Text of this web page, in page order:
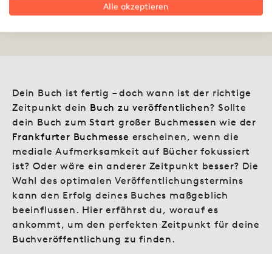
Dein Buch ist fertig – doch wann ist der richtige
Zeitpunkt dein Buch zu veröffentlichen? Sollte
dein Buch zum Start großer Buchmessen wie der
Frankfurter Buchmesse erscheinen, wenn die
mediale Aufmerksamkeit auf Bücher fokussiert
ist? Oder wäre ein anderer Zeitpunkt besser? Die
Wahl des optimalen Veröffentlichungstermins
kann den Erfolg deines Buches maßgeblich
beeinflussen. Hier erfährst du, worauf es
ankommt, um den perfekten Zeitpunkt für deine
Buchveröffentlichung zu finden.
Alle akzeptieren